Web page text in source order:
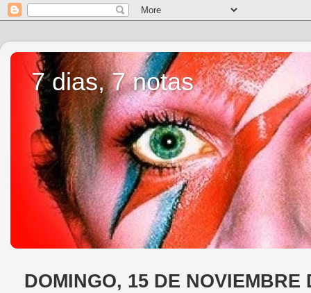
7 dias, 7 notas
DOMINGO, 15 DE NOVIEMBRE